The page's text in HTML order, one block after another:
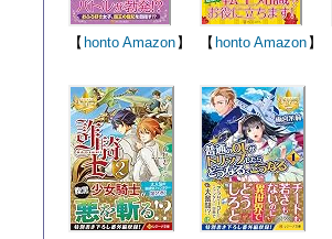
【 honto Amazon 】 【 honto Amazon 】